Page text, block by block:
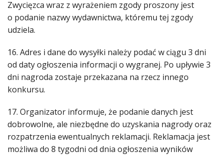
Zwycięzca wraz z wyrażeniem zgody proszony jest
o podanie nazwy wydawnictwa, któremu tej zgody
udziela.
16. Adres i dane do wysyłki należy podać w ciągu 3 dni
od daty ogłoszenia informacji o wygranej. Po upływie 3
dni nagroda zostaje przekazana na rzecz innego
konkursu.
17. Organizator informuje, że podanie danych jest
dobrowolne, ale niezbędne do uzyskania nagrody oraz
rozpatrzenia ewentualnych reklamacji. Reklamacja jest
możliwa do 8 tygodni od dnia ogłoszenia wyników